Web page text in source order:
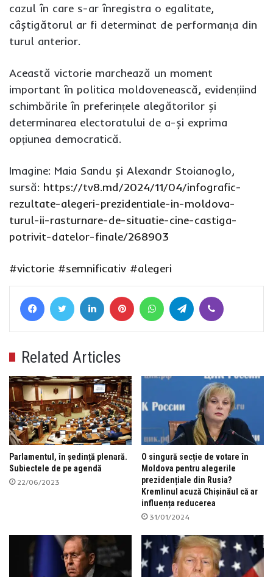
cazul în care s-ar înregistra o egalitate,
câștigătorul ar fi determinat de performanța din
turul anterior.
Această victorie marchează un moment
important în politica moldovenească, evidențiind
schimbările în preferințele alegătorilor și
determinarea electoratului de a-și exprima
opțiunea democratică.
Imagine: Maia Sandu și Alexandr Stoianoglo,
sursă: https://tv8.md/2024/11/04/infografic-
rezultate-alegeri-prezidentiale-in-moldova-
turul-ii-rasturnare-de-situatie-cine-castiga-
potrivit-datelor-finale/268903
#victorie #semnificativ #alegeri
FacebookTwitter LinkedIn Pinterest WhatsAppTelegram
Related Articles
Parlamentul, în ședință plenară.
Subiectele de pe agendă
22/06/2023
O singură secție de votare în
Moldova pentru alegerile
prezidențiale din Rusia?
Kremlinul acuză Chișinăul că ar
influența reducerea
31/01/2024